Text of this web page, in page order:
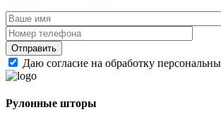
Даю согласие на обработку
Рулонные шторы